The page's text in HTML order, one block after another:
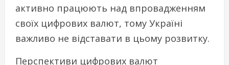
активно працюють над впровадженням
своїх цифрових валют, тому Україні
важливо не відставати в цьому розвитку.
Перспективи цифрових валют